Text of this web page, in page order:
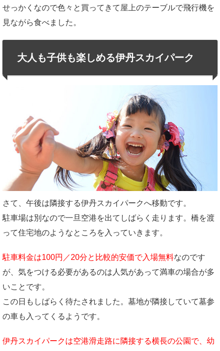
せっかくなので色々と買ってきて屋上のテーブルで飛行機を
見ながら食べました。
大人も子供も楽しめる伊丹スカイパーク
さて、午後は隣接する伊丹スカイパークへ移動です。
駐車場は別なので一旦空港を出てしばらく走ります。橋を渡
って住宅地のようなところを入っていきます。
駐車料金は100円／20分と比較的安価で入場無料なのです
が、気をつける必要があるのは人気があって満車の場合が多
いことです。
この日もしばらく待たされました。墓地が隣接していて墓参
の車も入ってくるようです。
伊丹スカイパークは空港滑走路に隣接する横長の公園で、幼